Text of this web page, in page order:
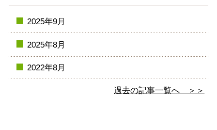
2025年9月
2025年8月
2022年8月
過去の記事一覧へ ＞＞